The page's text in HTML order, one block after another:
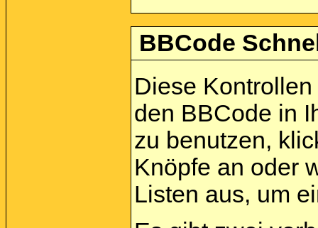
BBCode
Diese
den BBCode in
zu benutzen,
Knöpfe an oder
Listen aus, um